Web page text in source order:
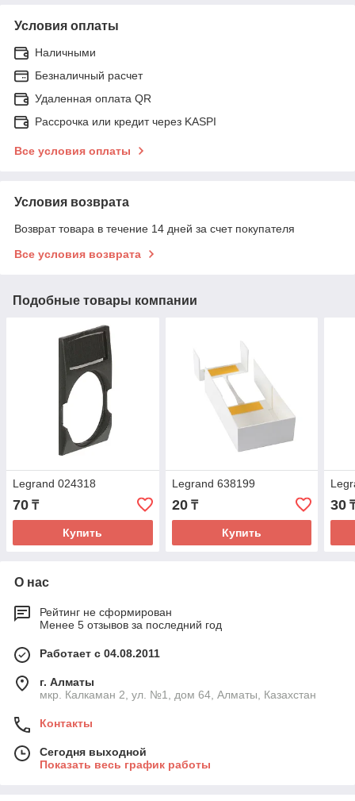
Условия оплаты
Наличными
Безналичный расчет
Удаленная оплата QR
Рассрочка или кредит через KASPI
Все условия оплаты
Условия возврата
Возврат товара в течение 14 дней за счет покупателя
Все условия возврата
Подобные товары компании
Legrand 024318
70 ₸
Купить
Legrand 638199
20₸
Купить
30
О нас
Рейтинг не сформирован
Менее 5 отзывов за последний год
Работает с 04.08.2011
г. Алматы
мкр. Калкаман 2, ул. №1, дом 64, Алматы, Казахстан
Контакты
Сегодня выходной
Показать весь график работы